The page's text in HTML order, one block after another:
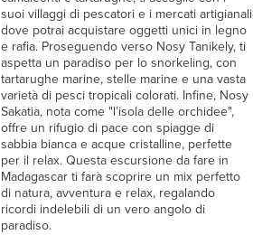
suoi villaggi di pescatori e i mercati artigianali
dove potrai acquistare oggetti unici in legno
e rafia. Proseguendo verso Nosy Tanikely, ti
aspetta un paradiso per lo snorkeling, con
tartarughe marine, stelle marine e una vasta
varietà di pesci tropicali colorati. Infine, Nosy
Sakatia, nota come "l’isola delle orchidee",
offre un rifugio di pace con spiagge di
sabbia bianca e acque cristalline, perfette
per il relax. Questa escursione da fare in
Madagascar ti farà scoprire un mix perfetto
di natura, avventura e relax, regalando
ricordi indelebili di un vero angolo di
paradiso.